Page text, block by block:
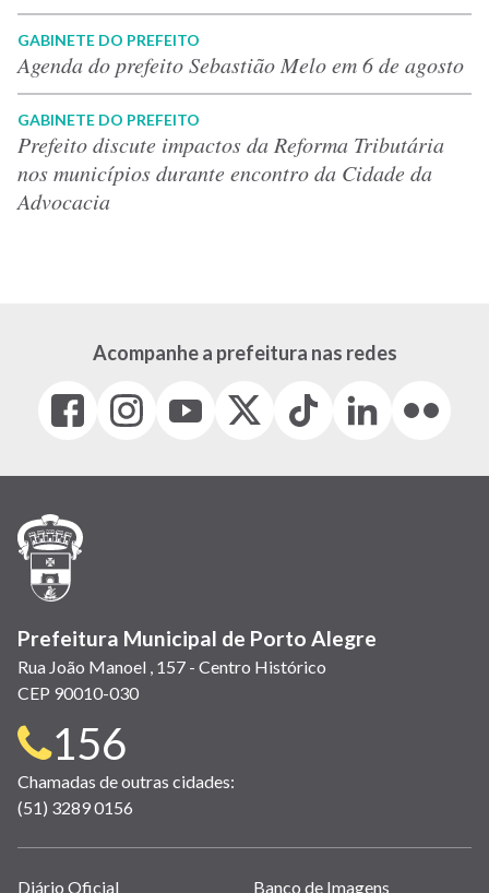
GABINETE DO PREFEITO
Agenda do prefeito Sebastião Melo em 6 de agosto
GABINETE DO PREFEITO
Prefeito discute impactos da Reforma Tributária
nos municípios durante encontro da Cidade da
Advocacia
Acompanhe a prefeitura nas redes
Facebook
(link
em
janela)
Instagram
(link
em
(link
em
(Antigo
(link
Tiktok
(link
em
LinkedIn
(link
em
(link
em
Prefeitura Municipal de Porto Alegre
Rua João Manoel , 157 - Centro Histórico
CEP 90010-030
Telefone
para
contato:
156
Chamadas de outras cidades:
(51) 3289 0156
Links
Diário Oficial Banco de Imagens